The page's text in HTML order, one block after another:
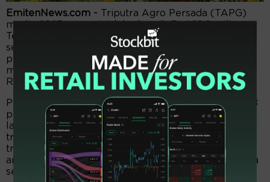
EmitenNews.com -
Triputra Agro Persada (TAPG)
medio 2023 mencatat laba bersih Rp469,8 miliar.
Tersungkur 74 persen dari edisi sama tahun
sebelumnya sebesar Rp1,77 triliun. Akibatnya, laba
per saham emiten didikan TP Rachmat tersebut
menukik ke level Rp24 dari edisi sama tahun lalu
Rp90.
Perosotan laba itu selaras dengan penjualan turun 18
persen menjadi Rp3,77 triliun dari edisi sama tahun
lalu Rp4,61 triliun. Beban pokok penjualan Rp2,98
triliun, bengkak dari posisi sama tahun lalu Rp2,65
triliun. Laba kotor terakumulasi Rp787,15 miliar,
ambrol 60 persen dari edisi sama tahun sebelumnya
sebesar Rp1,96 triliun.